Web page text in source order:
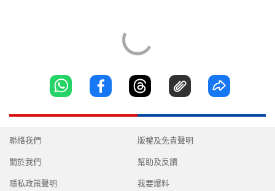
聯絡我們
關於我們
隱私政策聲明
版權及免責聲明
幫助及反饋
我要爆料